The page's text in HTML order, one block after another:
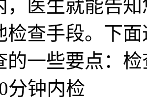
，医生就能告
检查手段。下
的一些要点：
分钟内检